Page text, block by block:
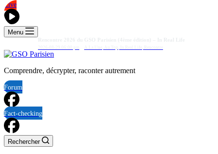
Live
Menu
Comprendre, décrypter, raconter autrement
Forum
Fact-checking
Rechercher